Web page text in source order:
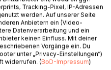
übernatürlichen
Körper schlummern.
davon wissen. Als sich die
und seine Freunde
ihm keine Wahl: Er muss
und
Tracking-Pixel, IP-Adressen
werden. Auf unserer Seite
Anbietern ein (Video-
Datenverarbeitung und ein
keinen Einfluss. Mit deiner
Vorgänge ein. Du
unter „Privacy-Einstellungen“)
widerrufen. (BoD-Impressum)